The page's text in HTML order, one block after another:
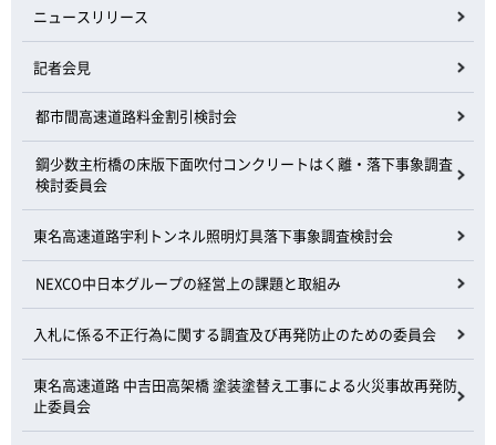
ニュースリリース
記者会見
都市間高速道路料金割引検討会
鋼少数主桁橋の床版下面吹付コンクリートはく離・落下事象調査
検討委員会
東名高速道路宇利トンネル照明灯具落下事象調査検討会
NEXCO中日本グループの経営上の課題と取組み
入札に係る不正行為に関する調査及び再発防止のための委員会
東名高速道路 中吉田高架橋 塗装塗替え工事による火災事故再発防
止委員会